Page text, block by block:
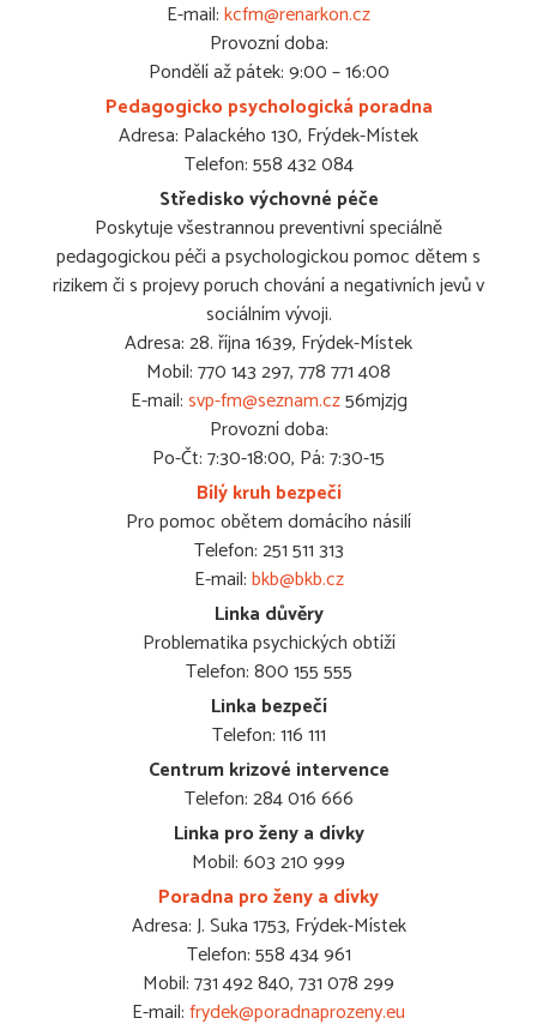
E-mail:kcfm@renarkon.cz
Provozní doba:
Pondělí až pátek: 9:00 – 16:00
Pedagogicko psychologická poradna
Adresa: Palackého 130, Frýdek-Místek
Telefon: 558 432 084
Středisko výchovné péče
Poskytuje všestrannou preventivní speciálně
pedagogickou péči a psychologickou pomoc dětem s
rizikem či s projevy poruch chování a negativních jevů v
sociálním vývoji.
Adresa: 28. října 1639, Frýdek-Místek
Mobil: 770 143 297, 778 771 408
E-mail:svp-fm@seznam.cz56mjzjg
Provozní doba:
Po-Čt: 7:30-18:00, Pá: 7:30-15
Bílý kruh bezpečí
Pro pomoc obětem domácího násilí
Telefon: 251 511 313
E-mail:bkb@bkb.cz
Linka důvěry
Problematika psychických obtíží
Telefon: 800 155 555
Linka bezpečí
Telefon: 116 111
Centrum krizové intervence
Telefon: 284 016 666
Linka pro ženy a dívky
Mobil: 603 210 999
Poradna pro ženy a dívky
Adresa: J. Suka 1753, Frýdek-Místek
Telefon: 558 434 961
Mobil: 731 492 840, 731 078 299
E-mail:frydek@poradnaprozeny.eu